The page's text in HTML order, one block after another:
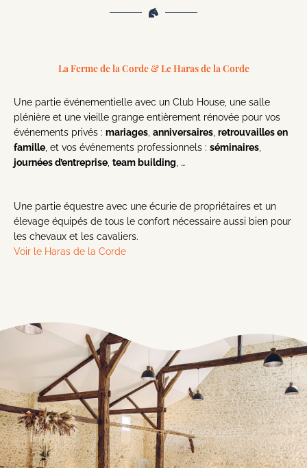
La Ferme de la Corde & Le Haras de la Corde
Une partie événementielle avec un Club House, une salle
plénière et une vieille grange entièrement rénovée pour vos
événements privés : mariages anniversaires retrouvailles en
famille , et vos événements professionnels : séminaires
journées d’entreprise team building , …
Une partie équestre avec une écurie de propriétaires et un
élevage équipés de tous le confort nécessaire aussi bien pour
les chevaux et les cavaliers.
Voir le Haras de la Corde